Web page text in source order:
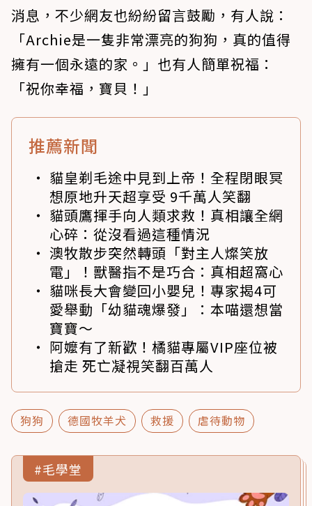
消息，不少網友也紛紛留言鼓勵，有人說：
「Archie是一隻非常漂亮的狗狗，真的值得
擁有一個永遠的家。」也有人簡單祝福：
「祝你幸福，寶貝！」
推薦新聞
貓皇剃毛途中見到上帝！全程閉眼冥
想原地升天超享受 9千萬人笑翻
貓頭鷹揮手向人類求救！真相讓全網
心碎：從沒看過這種情況
澳牧散步突然轉頭「對主人燦笑放
電」！獸醫指不是巧合：真相超窩心
貓咪長大會變回小嬰兒！專家揭4可
愛舉動「幼貓魂爆發」：本喵還想當
寶寶～
阿嬤有了新歡！橘貓專屬VIP座位被
搶走 死亡凝視笑翻百萬人
狗狗 德國牧羊犬 救援 虐待動物
#毛學堂